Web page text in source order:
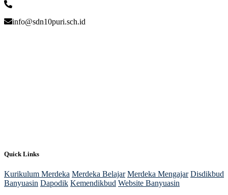
info@sdn10puri.sch.id
Quick Links
Kurikulum Merdeka Merdeka Belajar Merdeka Mengajar Disdikbud
Banyuasin Dapodik Kemendikbud Website Banyuasin